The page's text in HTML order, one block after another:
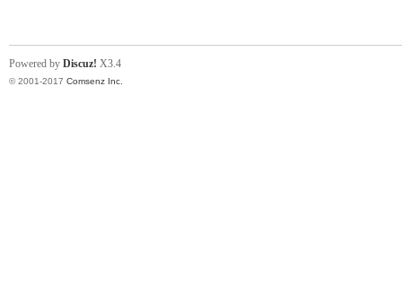
Powered by Discuz! X3.4
© 2001-2017 Comsenz Inc.